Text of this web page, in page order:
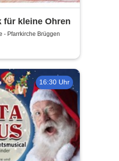
für kleine Ohren
- Pfarrkirche Brüggen
16:30 Uhr